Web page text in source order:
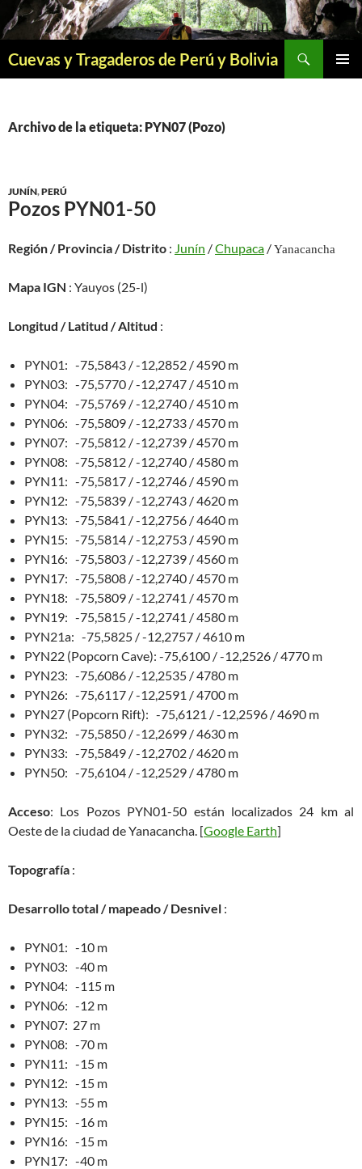
Saltar
al
Cuevas y Tragaderos de Perú y Bolivia
Archivo de la etiqueta: PYN07 (Pozo)
JUNÍN,PERÚ
Pozos PYN01-50
Región / Provincia / Distrito : Junín /Chupaca /Yanacancha
Mapa IGN : Yauyos (25-l)
Longitud / Latitud / Altitud :
PYN01: -75,5843 / -12,2852 / 4590 m
PYN03: -75,5770 / -12,2747 / 4510 m
PYN04: -75,5769 / -12,2740 / 4510 m
PYN06: -75,5809 / -12,2733 / 4570 m
PYN07: -75,5812 / -12,2739 / 4570 m
PYN08: -75,5812 / -12,2740 / 4580 m
PYN11: -75,5817 / -12,2746 / 4590 m
PYN12: -75,5839 / -12,2743 / 4620 m
PYN13: -75,5841 / -12,2756 / 4640 m
PYN15: -75,5814 / -12,2753 / 4590 m
PYN16: -75,5803 / -12,2739 / 4560 m
PYN17: -75,5808 / -12,2740 / 4570 m
PYN18: -75,5809 / -12,2741 / 4570 m
PYN19: -75,5815 / -12,2741 / 4580 m
PYN21a: -75,5825 / -12,2757 / 4610 m
PYN22 (Popcorn Cave): -75,6100 / -12,2526 / 4770 m
PYN23: -75,6086 / -12,2535 / 4780 m
PYN26: -75,6117 / -12,2591 / 4700 m
PYN27 (Popcorn Rift): -75,6121 / -12,2596 / 4690 m
PYN32: -75,5850 / -12,2699 / 4630 m
PYN33: -75,5849 / -12,2702 / 4620 m
PYN50: -75,6104 / -12,2529 / 4780 m
Acceso: Los Pozos PYN01-50 están localizados 24 km al
Oeste de la ciudad de Yanacancha. [Google Earth]
Topografía :
Desarrollo total / mapeado / Desnivel :
PYN01: -10 m
PYN03: -40 m
PYN04: -115 m
PYN06: -12 m
PYN07: 27 m
PYN08: -70 m
PYN11: -15 m
PYN12: -15 m
PYN13: -55 m
PYN15: -16 m
PYN16: -15 m
PYN17: -40 m